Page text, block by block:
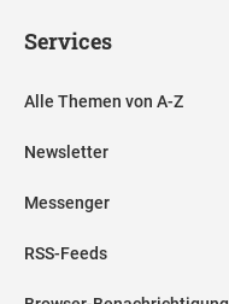
Services
Alle Themen von A-Z
Newsletter
Messenger
RSS-Feeds